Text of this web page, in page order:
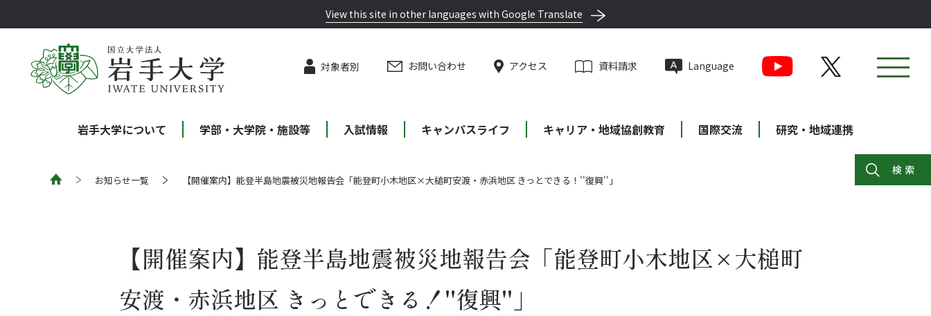
View this site in other languages with Google Translate
対象者別 お問い合わせ アクセス 資料請求 Language
岩手大学について 学部・大学院・施設等 入試情報 キャンパスライフ キャリア・地域協創教育 国際交流 研究・地域連携
お知らせ一覧 【開催案内】能登半島地震被災地報告会「能登町小木地区×大槌町安渡・赤浜地区 きっとできる！''復興''」
【開催案内】能登半島地震被災地報告会「能登町小木地区×大槌町
安渡・赤浜地区 きっとできる！''復興''」